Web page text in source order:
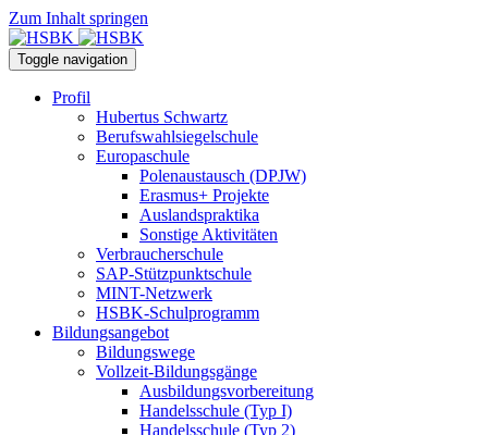
Zum Inhalt springen
Toggle navigation
Profil
Hubertus Schwartz
Berufswahlsiegelschule
Europaschule
Polenaustausch (DPJW)
Erasmus+ Projekte
Auslandspraktika
Sonstige Aktivitäten
Verbraucherschule
SAP-Stützpunktschule
MINT-Netzwerk
HSBK-Schulprogramm
Bildungsangebot
Bildungswege
Vollzeit-Bildungsgänge
Ausbildungsvorbereitung
Handelsschule (Typ I)
Handelsschule (Typ 2)